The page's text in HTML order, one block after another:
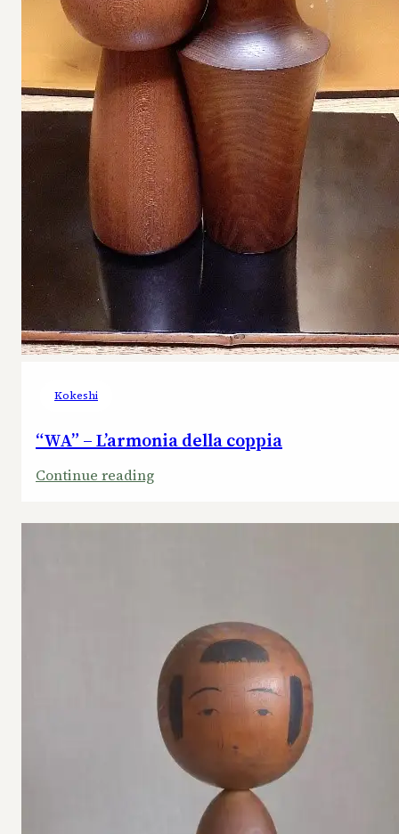
Kokeshi
“WA” – L’armonia della coppia
Continue reading:
–